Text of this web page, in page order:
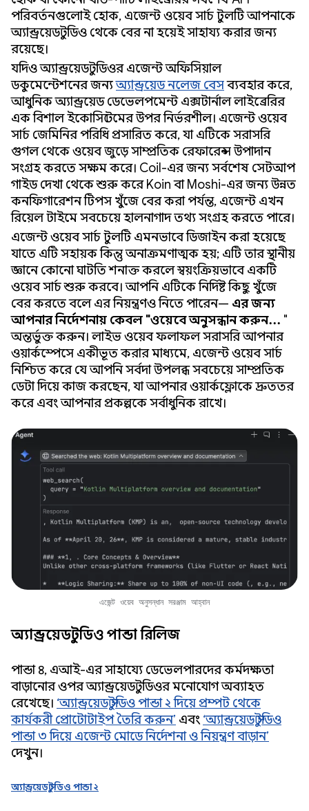
পরিবর্তনগুলোই হোক, এজেন্ট ওয়েব সার্চ টুলটি আপনাকে
অ্যান্ড্রয়েড স্টুডিও থেকে বের না হয়েই সাহায্য করার জন্য
রয়েছে।
যদিও অ্যান্ড্রয়েড স্টুডিওর এজেন্ট অফিসিয়াল
ডকুমেন্টেশনের জন্যঅ্যান্ড্রয়েড নলেজ বেসব্যবহার করে,
আধুনিক অ্যান্ড্রয়েড ডেভেলপমেন্ট এক্সটার্নাল লাইব্রেরির
এক বিশাল ইকোসিস্টেমের উপর নির্ভরশীল। এজেন্ট ওয়েব
সার্চ জেমিনির পরিধি প্রসারিত করে, যা এটিকে সরাসরি
গুগল থেকে ওয়েব জুড়ে সাম্প্রতিক রেফারেন্স উপাদান
সংগ্রহ করতে সক্ষম করে। Coil-এর জন্য সর্বশেষ সেটআপ
গাইড দেখা থেকে শুরু করে Koin বা Moshi-এর জন্য উন্নত
কনফিগারেশন টিপস খুঁজে বের করা পর্যন্ত, এজেন্ট এখন
রিয়েল টাইমে সবচেয়ে হালনাগাদ তথ্য সংগ্রহ করতে পারে।
এজেন্ট ওয়েব সার্চ টুলটি এমনভাবে ডিজাইন করা হয়েছে
যাতে এটি সহায়ক কিন্তু অনাক্রমণাত্মক হয়; এটি তার স্থানীয়
জ্ঞানে কোনো ঘাটতি শনাক্ত করলে স্বয়ংক্রিয়ভাবে একটি
ওয়েব সার্চ শুরু করবে। আপনি এটিকে নির্দিষ্ট কিছু খুঁজে
বের করতে বলে এর নিয়ন্ত্রণও নিতে পারেন— এর জন্য
আপনার নির্দেশনায় কেবল "ওয়েবে অনুসন্ধান করুন... "
অন্তর্ভুক্ত করুন। লাইভ ওয়েব ফলাফল সরাসরি আপনার
ওয়ার্কস্পেসে একীভূত করার মাধ্যমে, এজেন্ট ওয়েব সার্চ
নিশ্চিত করে যে আপনি সর্বদা উপলব্ধ সবচেয়ে সাম্প্রতিক
ডেটা দিয়ে কাজ করছেন, যা আপনার ওয়ার্কফ্লোকে দ্রুততর
করে এবং আপনার প্রকল্পকে সর্বাধুনিক রাখে।
এজেন্ট ওয়েব অনুসন্ধান সরঞ্জাম আহ্বান
অ্যান্ড্রয়েড স্টুডিও পান্ডা রিলিজ
পান্ডা ৪, এআই-এর সাহায্যে ডেভেলপারদের কর্মদক্ষতা
বাড়ানোর ওপর অ্যান্ড্রয়েড স্টুডিওর মনোযোগ অব্যাহত
রেখেছে। ‘অ্যান্ড্রয়েড স্টুডিও পান্ডা ২ দিয়ে প্রম্পট থেকে
কার্যকরী প্রোটোটাইপ তৈরি করুন’ এবং ‘অ্যান্ড্রয়েড স্টুডিও
পান্ডা ৩ দিয়ে এজেন্ট মোডে নির্দেশনা ও নিয়ন্ত্রণ বাড়ান’
দেখুন।
অ্যান্ড্রয়েড স্টুডিও পান্ডা ২